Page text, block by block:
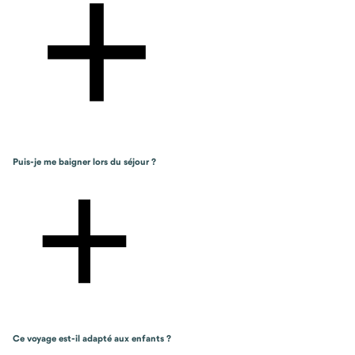
Puis-je me baigner lors du séjour ?
Ce voyage est-il adapté aux enfants ?